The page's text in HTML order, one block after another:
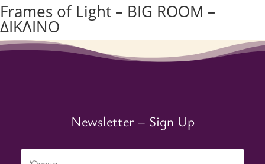
Frames of Light – BIG ROOM –
ΔΙΚΛΙΝΟ
€2,728.00
Newsletter – Sign Up